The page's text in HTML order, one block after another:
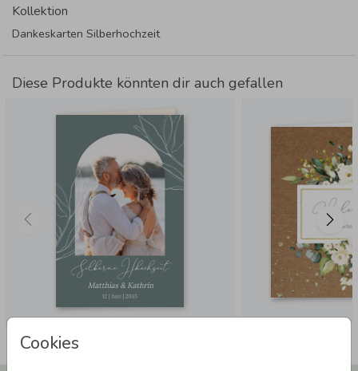
Cookies
Kollektion
Dankeskarten Silberhochzeit
Diese Produkte könnten dir auch gefallen